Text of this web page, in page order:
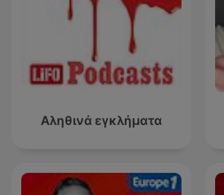
Αληθινά εγκλήματα